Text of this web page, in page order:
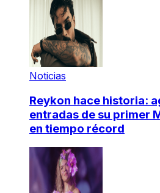
Noticias
Reykon hace historia:
entradas de su primer
en tiempo récord